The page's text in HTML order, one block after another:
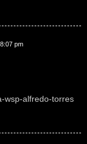
pm
wsp-alfredo-torres